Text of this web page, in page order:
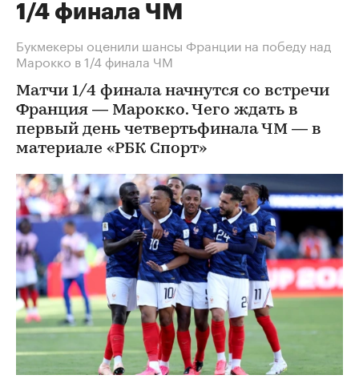
1/4 финала ЧМ
Букмекеры оценили шансы Франции на победу над
Марокко в 1/4 финала ЧМ
Матчи 1/4 финала начнутся со встречи
Франция — Марокко. Чего ждать в
первый день четвертьфинала ЧМ — в
материале «РБК Спорт»